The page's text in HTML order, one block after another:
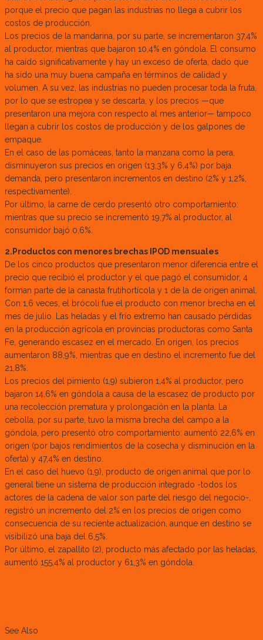
porque el precio que pagan las industrias no llega a cubrir los
costos de producción.
Los precios de la mandarina, por su parte, se incrementaron 37,4%
al productor, mientras que bajaron 10,4% en góndola. El consumo
ha caído significativamente y hay un exceso de oferta, dado que
ha sido una muy buena campaña en términos de calidad y
volumen. A su vez, las industrias no pueden procesar toda la fruta,
por lo que se estropea y se descarta, y los precios —que
presentaron una mejora con respecto al mes anterior— tampoco
llegan a cubrir los costos de producción y de los galpones de
empaque.
En el caso de las pomáceas, tanto la manzana como la pera,
disminuyeron sus precios en origen (13,3% y 6,4%) por baja
demanda, pero presentaron incrementos en destino (2% y 1,2%,
respectivamente).
Por último, la carne de cerdo presentó otro comportamiento:
mientras que su precio se incrementó 19,7% al productor, al
consumidor bajó 0,6%.
2.Productos con menores brechas IPOD mensuales
De los cinco productos que presentaron menor diferencia entre el
precio que recibió el productor y el que pagó el consumidor, 4
forman parte de la canasta frutihortícola y 1 de la de origen animal.
Con 1,6 veces, el brócoli fue el producto con menor brecha en el
mes de julio. Las heladas y el frío extremo han causado pérdidas
en la producción agrícola en provincias productoras como Santa
Fe, generando escasez en el mercado. En origen, los precios
aumentaron 88,9%, mientras que en destino el incremento fue del
21,8%.
Los precios del pimiento (1,9) subieron 1,4% al productor, pero
bajaron 14,6% en góndola a causa de la escasez de producto por
una recolección prematura y prolongación en la planta. La
cebolla, por su parte, tuvo la misma brecha del campo a la
góndola, pero presentó otro comportamiento: aumentó 22,6% en
origen (por bajos rendimientos de la cosecha y disminución en la
oferta) y 47,4% en destino.
En el caso del huevo (1,9), producto de origen animal que por lo
general tiene un sistema de producción integrado -todos los
actores de la cadena de valor son parte del riesgo del negocio-,
registró un incremento del 2% en los precios de origen como
consecuencia de su reciente actualización, aunque en destino se
visibilizó una baja del 6,5%.
Por último, el zapallito (2), producto más afectado por las heladas,
aumentó 155,4% al productor y 61,3% en góndola.
See Also